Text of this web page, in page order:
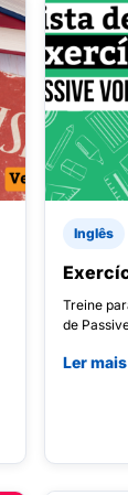
Inglês
Treine
de
Ler mais